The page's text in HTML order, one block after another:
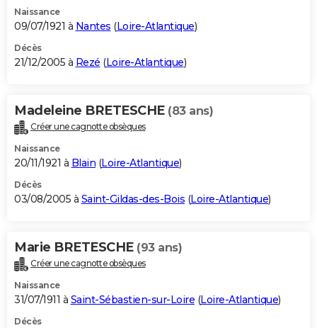
Naissance
09/07/1921 à Nantes (Loire-Atlantique)
Décès
21/12/2005 à Rezé (Loire-Atlantique)
Madeleine BRETESCHE (83 ans)
Créer une cagnotte obsèques
Naissance
20/11/1921 à Blain (Loire-Atlantique)
Décès
03/08/2005 à Saint-Gildas-des-Bois (Loire-Atlantique)
Marie BRETESCHE (93 ans)
Créer une cagnotte obsèques
Naissance
31/07/1911 à Saint-Sébastien-sur-Loire (Loire-Atlantique)
Décès